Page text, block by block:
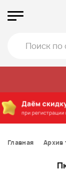
Главная Архив